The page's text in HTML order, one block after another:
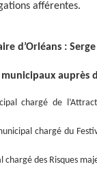
afférentes.
d’Orléans : Serge
auprès
chargé de
chargé du
chargé des Risques